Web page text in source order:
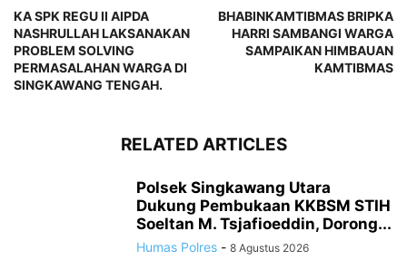
KA SPK REGU II AIPDA
NASHRULLAH LAKSANAKAN
PROBLEM SOLVING
PERMASALAHAN WARGA DI
SINGKAWANG TENGAH.
BHABINKAMTIBMAS BRIPKA
HARRI SAMBANGI WARGA
SAMPAIKAN HIMBAUAN
KAMTIBMAS
RELATED ARTICLES
Polsek Singkawang Utara
Dukung Pembukaan KKBSM STIH
Soeltan M. Tsjafioeddin, Dorong...
Humas Polres - 8 Agustus 2026